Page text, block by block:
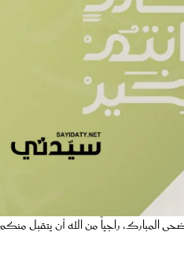
المبارك، راجياً من الله أن يتقبل